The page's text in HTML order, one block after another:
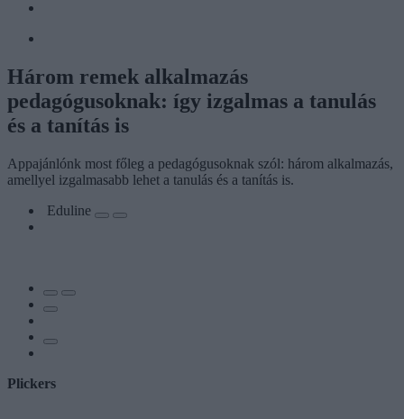
Három remek alkalmazás
pedagógusoknak: így izgalmas a tanulás
és a tanítás is
Appajánlónk most főleg a pedagógusoknak szól: három alkalmazás,
amellyel izgalmasabb lehet a tanulás és a tanítás is.
Eduline
Plickers